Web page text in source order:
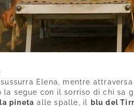
sussurra Elena, mentre
la segue con il sorriso di chi sa
pineta alle spalle, il blu del